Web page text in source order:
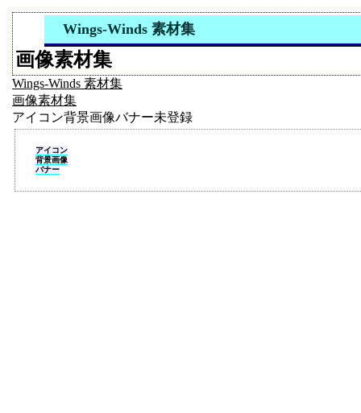
Wings-Winds 素材集
画像素材集
Wings-Winds 素材集
画像素材集
アイコン背景画像バナー未登録
アイコン
背景画像
バナー